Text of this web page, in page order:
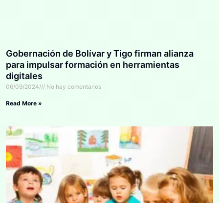
Gobernación de Bolívar y Tigo firman alianza
para impulsar formación en herramientas
digitales
06/09/2024 No hay comentarios
Read More »